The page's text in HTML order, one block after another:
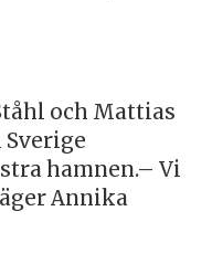
och Mattias
hamnen.– Vi
Annika